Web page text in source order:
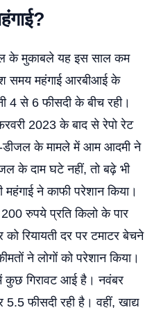
के मुकाबले यह इस साल कम
समय महंगाई आरबीआई के
4 से 6 फीसदी के बीच रही।
2023 के बाद से रेपो रेट
डीजल के मामले में आम आदमी ने
के दाम घटे नहीं, तो बढ़े भी
ने काफी परेशान किया।
रुपये प्रति किलो के पार
रियायती दर पर टमाटर बेचने
ने लोगों को परेशान किया।
कुछ गिरावट आई है। नवंबर
फीसदी रही है। वहीं, खाद्य